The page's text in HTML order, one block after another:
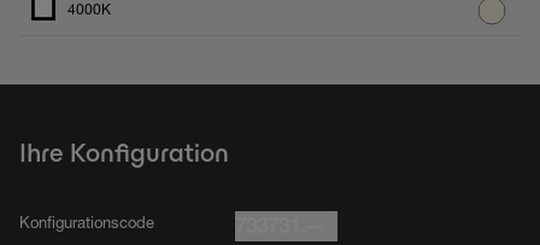
4000K
Ihre Konfiguration
Konfigurationscode